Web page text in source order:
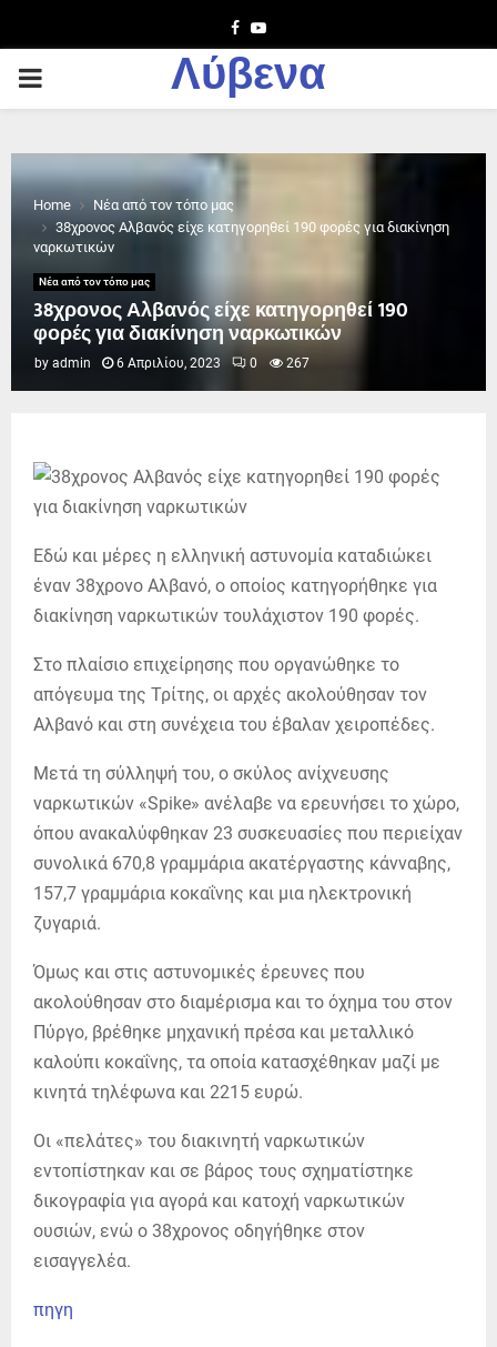
Facebook
Youtube
PRIMARY
Λύβενα
Home
Νέα από τον τόπο μας
38χρονος Αλβανός είχε κατηγορηθεί 190 φορές για διακίνηση
ναρκωτικών
Νέα από τον τόπο μας
38χρονος Αλβανός είχε κατηγορηθεί 190
φορές για διακίνηση ναρκωτικών
by admin 6 Απριλίου, 2023 0 267
Εδώ και μέρες η ελληνική αστυνομία καταδιώκει
έναν 38χρονο Αλβανό, ο οποίος κατηγορήθηκε για
διακίνηση ναρκωτικών τουλάχιστον 190 φορές.
Στο πλαίσιο επιχείρησης που οργανώθηκε το
απόγευμα της Τρίτης, οι αρχές ακολούθησαν τον
Αλβανό και στη συνέχεια του έβαλαν χειροπέδες.
Μετά τη σύλληψή του, ο σκύλος ανίχνευσης
ναρκωτικών «Spike» ανέλαβε να ερευνήσει το χώρο,
όπου ανακαλύφθηκαν 23 συσκευασίες που περιείχαν
συνολικά 670,8 γραμμάρια ακατέργαστης κάνναβης,
157,7 γραμμάρια κοκαΐνης και μια ηλεκτρονική
ζυγαριά.
Όμως και στις αστυνομικές έρευνες που
ακολούθησαν στο διαμέρισμα και το όχημα του στον
Πύργο, βρέθηκε μηχανική πρέσα και μεταλλικό
καλούπι κοκαΐνης, τα οποία κατασχέθηκαν μαζί με
κινητά τηλέφωνα και 2215 ευρώ.
Οι «πελάτες» του διακινητή ναρκωτικών
εντοπίστηκαν και σε βάρος τους σχηματίστηκε
δικογραφία για αγορά και κατοχή ναρκωτικών
ουσιών, ενώ ο 38χρονος οδηγήθηκε στον
εισαγγελέα.
πηγη